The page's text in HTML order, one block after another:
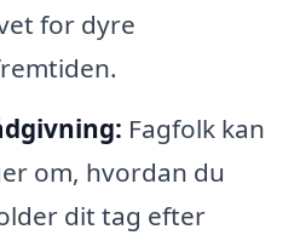
for dyre
Fagfolk kan
om, hvordan du
dit tag efter